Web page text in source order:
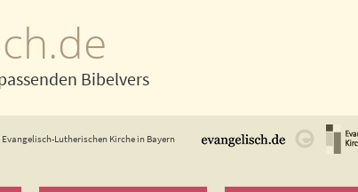
Bibelvers
Lutherischen Kirche in Bayern